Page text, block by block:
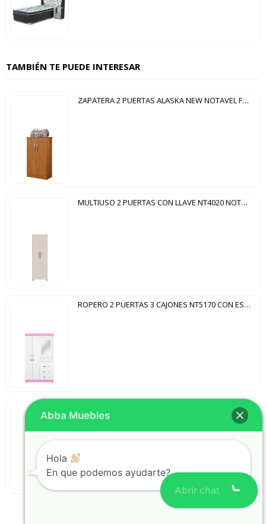
TAMBIÉN TE PUEDE INTERESAR
ZAPATERA 2 PUERTAS ALASKA NEW NOTAVEL FREIJO | FREIJO
MULTIUSO 2 PUERTAS CON LLAVE NT4020 NOTAVEL FREIJO TREND|OFF WHITE
ROPERO 2 PUERTAS 3 CAJONES NT5170 CON ESPEJO NOTAVEL BLANCO ROSA FLEX
ROPERO 3 PUERTAS NT5000 NOTAVEL RÚSTICO|OFF WHITE
Abrir chat
Abba Muebles
Hola
En que podemos ayudarte?